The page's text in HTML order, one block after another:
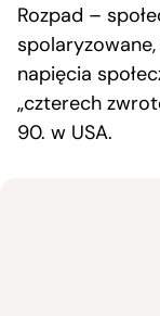
Rozpad –
napięcia
„czterech
90. w USA.